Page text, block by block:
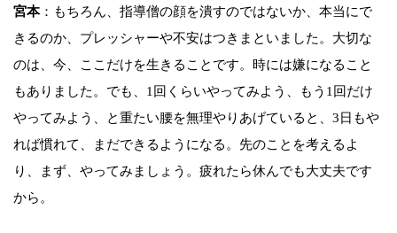
宮本：もちろん、指導僧の顔を潰すのではないか、本当にで
きるのか、プレッシャーや不安はつきまといました。大切な
のは、今、ここだけを生きることです。時には嫌になること
もありました。でも、1回くらいやってみよう、もう1回だけ
やってみよう、と重たい腰を無理やりあげていると、3日もや
れば慣れて、まだできるようになる。先のことを考えるよ
り、まず、やってみましょう。疲れたら休んでも大丈夫です
から。